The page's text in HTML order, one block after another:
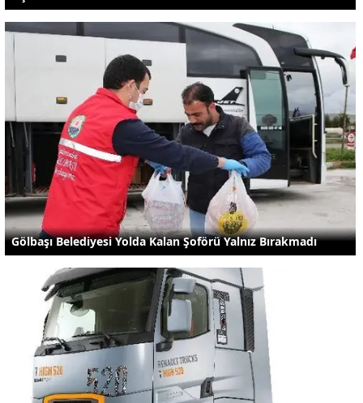
Gölbaşı Belediyesi Yolda Kalan Şoförü Yalnız Bırakmadı